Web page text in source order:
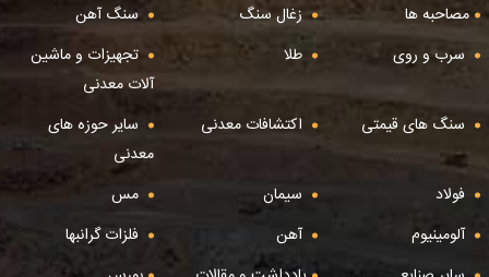
مصاحبه ها
زغال سنگ
سنگ آهن
سرب و روی
طلا
تجهیزات و ماشین
آلات معدنی
سنگ های قیمتی
اکتشافات معدنی
سایر حوزه های
معدنی
فولاد
سیمان
مس
آلومینیوم
آهن
فلزات گرانبها